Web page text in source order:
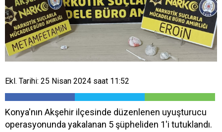
Ekl. Tarihi: 25 Nisan 2024 saat 11:52
Konya'nın Akşehir ilçesinde düzenlenen uyuşturucu
operasyonunda yakalanan 5 şüpheliden 1'i tutuklandı.